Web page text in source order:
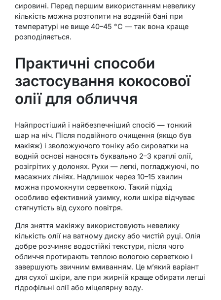
сировині. Перед першим використанням невелику
кількість можна розтопити на водяній бані при
температурі не вище 40–45 °C — так вона краще
розподіляється.
Практичні способи
застосування кокосової
олії для обличчя
Найпростіший і найбезпечніший спосіб — тонкий
шар на ніч. Після подвійного очищення (якщо був
макіяж) і зволожуючого тоніку або сироватки на
водній основі наносять буквально 2–3 краплі олії,
розігрітих у долонях. Рухи — легкі, погладжуючі, по
масажних лініях. Надлишок через 10–15 хвилин
можна промокнути серветкою. Такий підхід
особливо ефективний узимку, коли шкіра відчуває
стягнутість від сухого повітря.
Для зняття макіяжу використовують невелику
кількість олії на ватному диску або чистій руці. Олія
добре розчиняє водостійкі текстури, після чого
обличчя протирають теплою вологою серветкою і
завершують звичним вмиванням. Це м’який варіант
для сухої шкіри, але при жирній краще обирати легші
гідрофільні олії або міцелярну воду.